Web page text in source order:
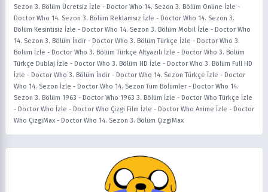
Sezon 3. Bölüm Ücretsiz İzle - Doctor Who 14. Sezon 3. Bölüm Online İzle -
Doctor Who 14. Sezon 3. Bölüm Reklamsız İzle - Doctor Who 14. Sezon 3.
Bölüm Kesintisiz İzle - Doctor Who 14. Sezon 3. Bölüm Mobil İzle - Doctor Who
14. Sezon 3. Bölüm İndir - Doctor Who 3. Bölüm Türkçe İzle - Doctor Who 3.
Bölüm İzle - Doctor Who 3. Bölüm Türkçe Altyazılı İzle - Doctor Who 3. Bölüm
Türkçe Dublaj İzle - Doctor Who 3. Bölüm HD İzle - Doctor Who 3. Bölüm Full HD
İzle - Doctor Who 3. Bölüm İndir - Doctor Who 14. Sezon Türkçe İzle - Doctor
Who 14. Sezon İzle - Doctor Who 14. Sezon Tüm Bölümler - Doctor Who 14.
Sezon 3. Bölüm 1963 - Doctor Who 1963 3. Bölüm İzle - Doctor Who Türkçe İzle
- Doctor Who İzle - Doctor Who Çizgi Film İzle - Doctor Who Anime İzle - Doctor
Who ÇizgiMax - Doctor Who 14. Sezon 3. Bölüm ÇizgiMax